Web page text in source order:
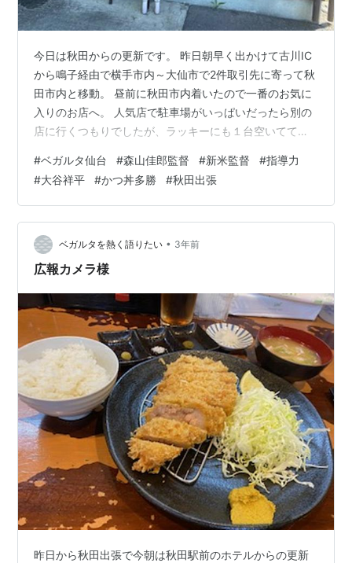
今日は秋田からの更新です。 昨日朝早く出かけて古川IC
から鳴子経由で横手市内～大仙市で2件取引先に寄って秋
田市内と移動。 昼前に秋田市内着いたので一番のお気に
入りのお店へ。 人気店で駐車場がいっぱいだったら別の
店に行くつもりでしたが、ラッキーにも１台空いてて停
５分ほど待って席に着けました。 注文したのロースかつ
丼。 先にきゃべつが出てきたのでドレッシングで食べま
した。キャベツと豚汁はおかわりOKです。 ロースかつ丼
です。 分厚いにロース肉で味付けはやや薄目。 肉の味を
活かす味付けのようです。 ややミディアムの肉はほんと
美味しい。 ここでしか食…
#ベガルタ仙台 #森山佳郎監督 #新米監督 #指導力
#大谷祥平 #かつ丼多勝 #秋田出張
ベガルタを熱く語りたい • 3年前
広報カメラ様
昨日から秋田出張で今朝は秋田駅前のホテルからの更新